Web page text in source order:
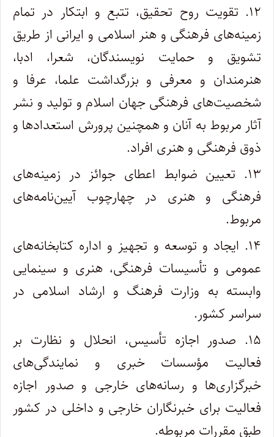
۱۲. تقویت روح تحقیق، تتبع و ابتکار در تمام
زمینه‌های فرهنگی و هنر اسلامی و ایرانی از طریق
تشویق و حمایت نویسندگان، شعرا، ادبا،‌
هنرمندان و معرفی و بزرگداشت علما، عرفا و
شخصیت‌های فرهنگی جهان اسلام و تولید و نشر
آثار مربوط به آنان و همچنین پرورش استعدادها و
ذوق فرهنگی و هنری افراد.
۱۳. تعیین ضوابط اعطای جوائز در زمینه‌های
فرهنگی و هنری در چهارچوب آیین‌نامه‌های
مربوط.
۱۴. ایجاد و توسعه و تجهیز و اداره کتابخانه‌های
عمومی و تأسیسات فرهنگی، هنری و سینمایی
وابسته به وزارت فرهنگ و ارشاد اسلامی در‌
سراسر کشور.
۱۵. صدور اجازه تأسیس، انحلال و نظارت بر
فعالیت مؤسسات خبری و نمایندگی‌های
خبرگزاری‌ها و رسانه‌های خارجی و صدور اجازه
فعالیت برای خبرنگاران خارجی و داخلی در کشور
طبق مقررات مربوطه.